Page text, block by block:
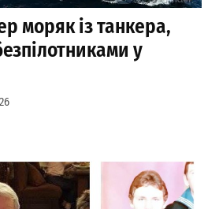
моряк із танкера,
у